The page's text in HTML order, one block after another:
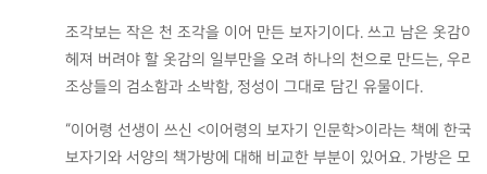
조각보는 작은 천 조각을 이어 만든 보자기이다. 쓰고 남은 옷감이
헤져 버려야 할 옷감의 일부만을 오려 하나의 천으로 만드는, 우리
조상들의 검소함과 소박함, 정성이 그대로 담긴 유물이다.
“이어령 선생이 쓰신 <이어령의 보자기 인문학>이라는 책에 한국의
보자기와 서양의 책가방에 대해 비교한 부분이 있어요. 가방은 모